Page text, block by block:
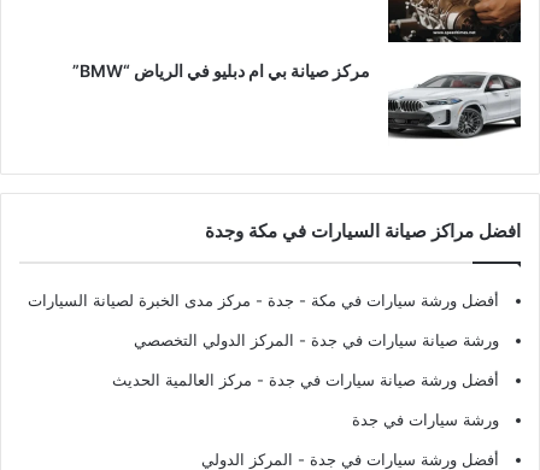
مركز صيانة بي ام دبليو في الرياض “BMW”
افضل مراكز صيانة السيارات في مكة وجدة
أفضل ورشة سيارات في مكة - جدة - مركز مدى الخبرة لصيانة السيارات
ورشة صيانة سيارات في جدة - المركز الدولي التخصصي
أفضل ورشة صيانة سيارات في جدة - مركز العالمية الحديث
ورشة سيارات في جدة
أفضل ورشة سيارات في جدة - المركز الدولي